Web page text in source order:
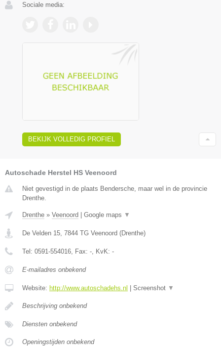
Sociale media:
BEKIJK VOLLEDIG PROFIEL
Autoschade Herstel HS Veenoord
Niet gevestigd in de plaats Bendersche, maar wel in de provincie
Drenthe.
Drenthe » Veenoord Google maps ▼
De Velden 15, 7844 TG Veenoord (Drenthe)
Tel: 0591-554016, Fax: -, KvK: -
E-mailadres onbekend
Website: http://www.autoschadehs.nl Screenshot ▼
Beschrijving onbekend
Diensten onbekend
Openingstijden onbekend